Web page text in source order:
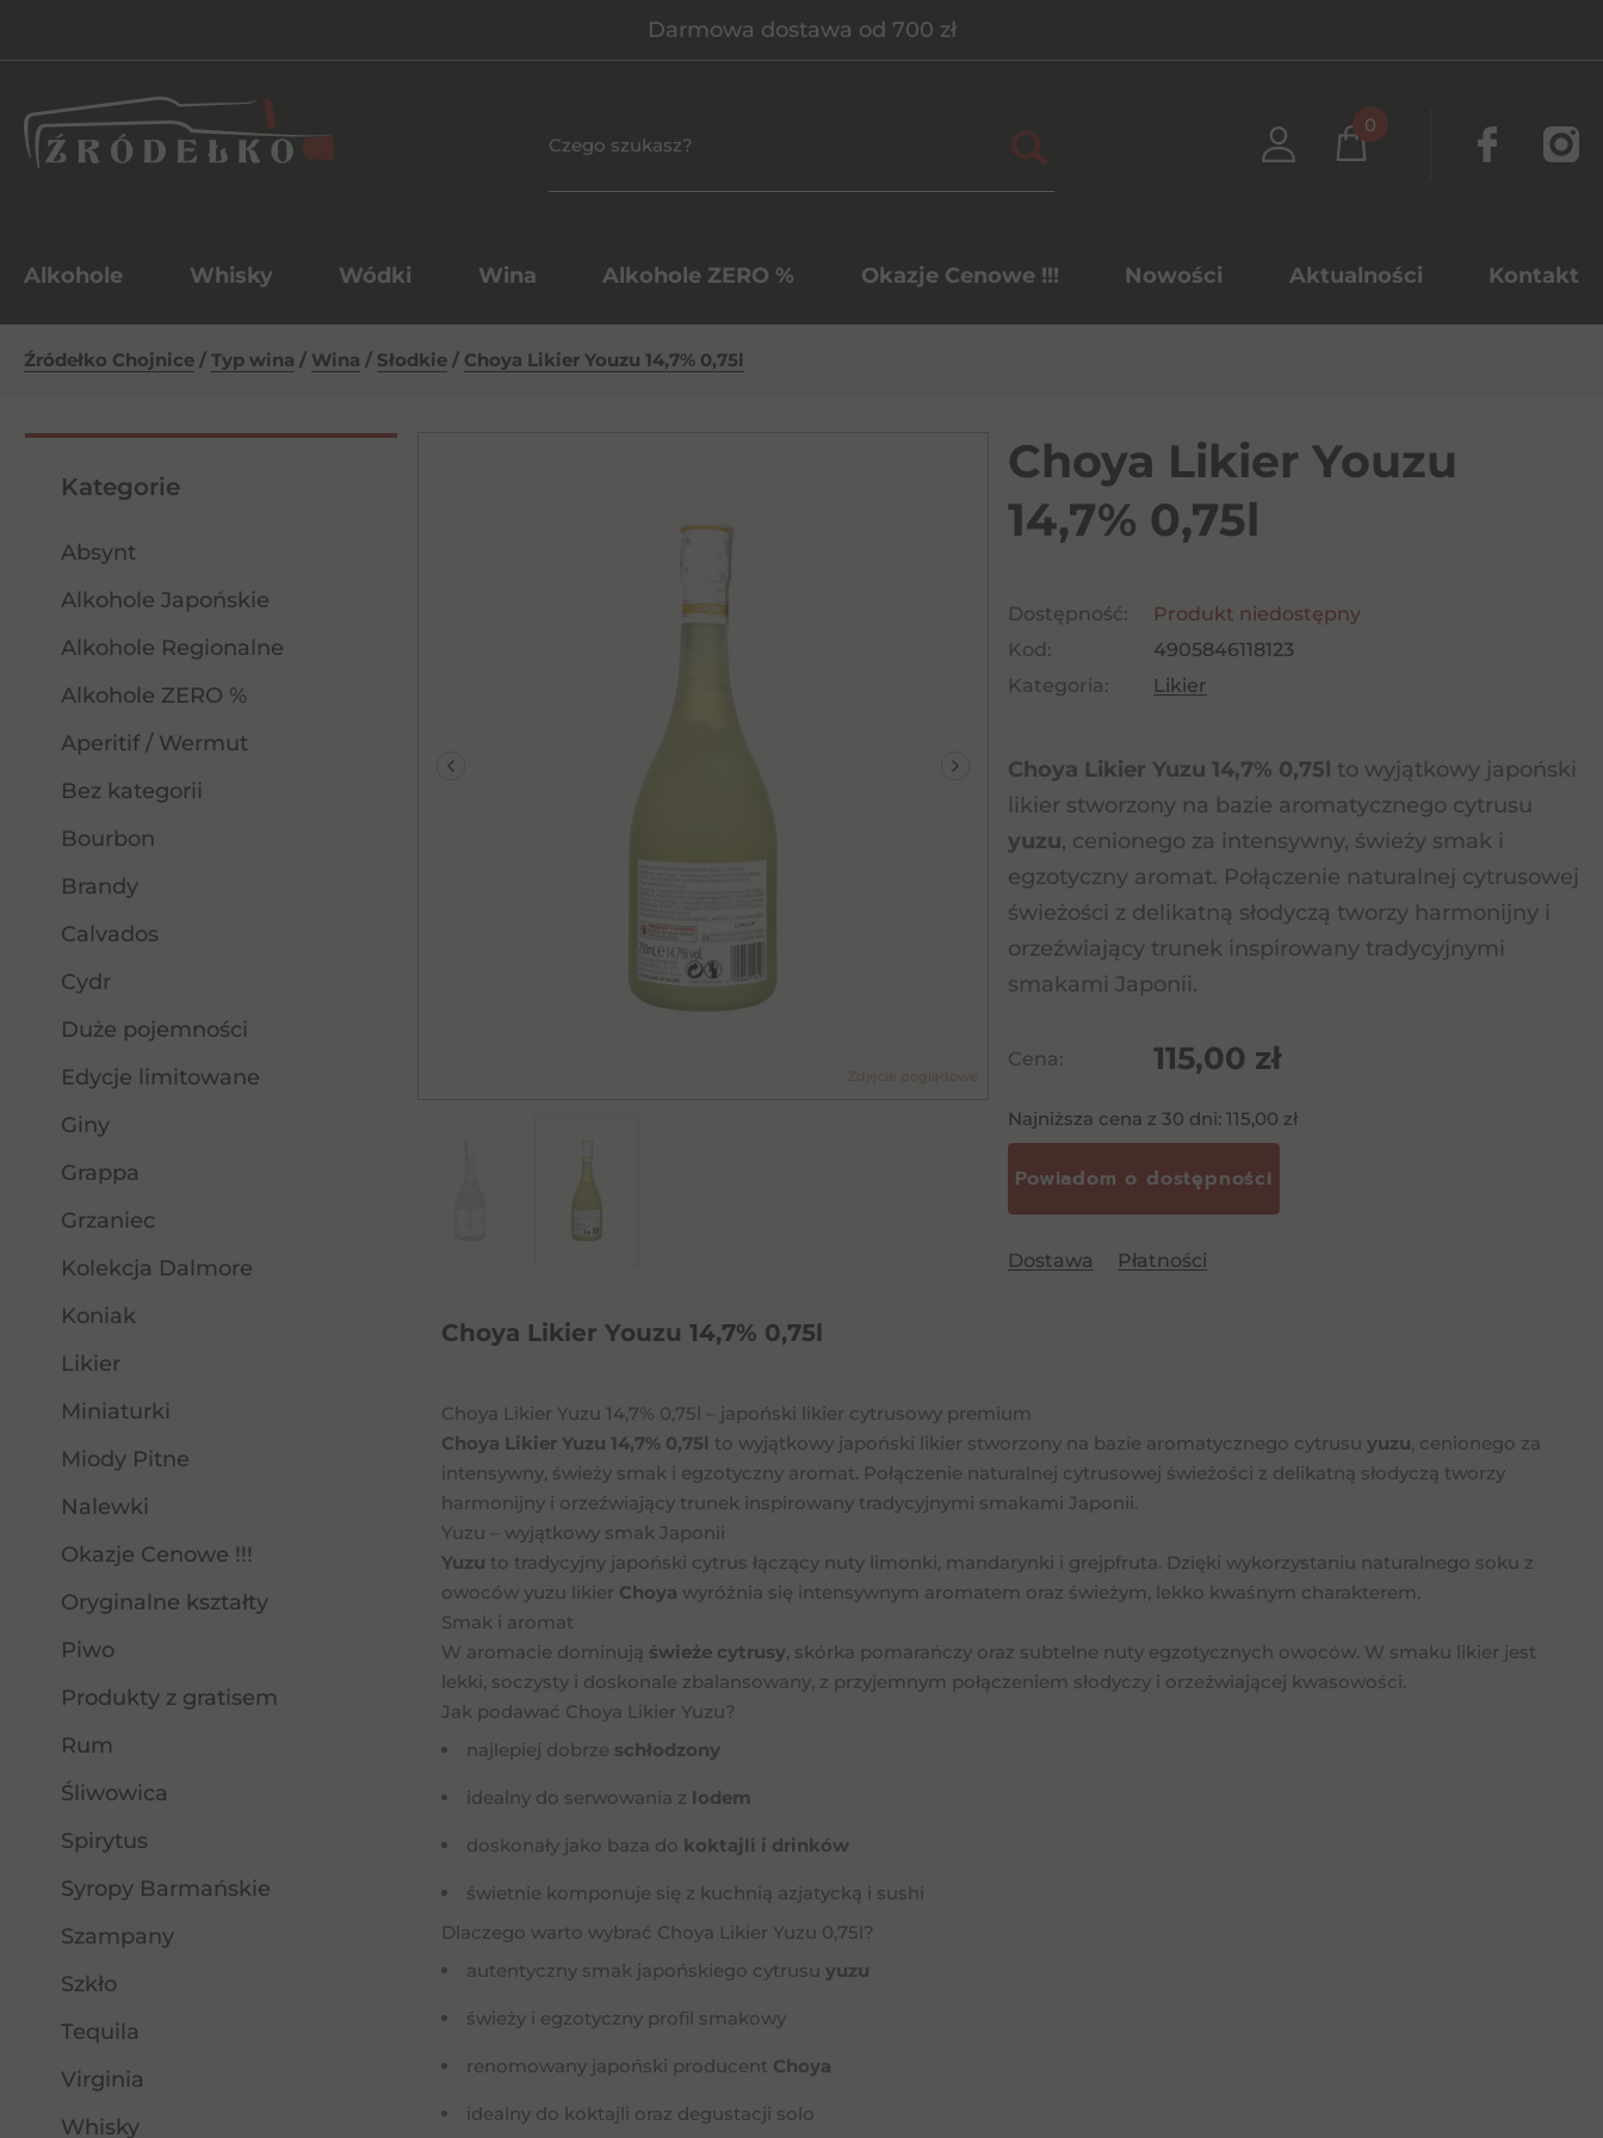
Darmowa dostawa od 700 zł
0
Alkohole Whisky Wódki Wina Alkohole ZERO % Okazje Cenowe !!! Nowości Aktualności Kontakt
Źródełko Chojnice / Typ wina / Wina / Słodkie / Choya Likier Youzu 14,7% 0,75l
Kategorie
Absynt
Alkohole Japońskie
Alkohole Regionalne
Alkohole ZERO %
Aperitif / Wermut
Bez kategorii
Bourbon
Brandy
Calvados
Cydr
Duże pojemności
Edycje limitowane
Giny
Grappa
Grzaniec
Kolekcja Dalmore
Koniak
Likier
Miniaturki
Miody Pitne
Nalewki
Okazje Cenowe !!!
Oryginalne kształty
Piwo
Produkty z gratisem
Rum
Śliwowica
Spirytus
Syropy Barmańskie
Szampany
Szkło
Tequila
Virginia
Whisky
Choya Likier Youzu
14,7% 0,75l
Dostępność:
Produkt niedostępny
Kod:
4905846118123
Kategoria:
Likier
Choya Likier Yuzu 14,7% 0,75l to wyjątkowy japoński
likier stworzony na bazie aromatycznego cytrusu
yuzu, cenionego za intensywny, świeży smak i
egzotyczny aromat. Połączenie naturalnej cytrusowej
świeżości z delikatną słodyczą tworzy harmonijny i
orzeźwiający trunek inspirowany tradycyjnymi
smakami Japonii.
Cena: 115,00 zł
Najniższa cena z 30 dni: 115,00 zł
Dostawa Płatności
Choya Likier Youzu 14,7% 0,75l
Choya Likier Yuzu 14,7% 0,75l – japoński likier cytrusowy premium
Choya Likier Yuzu 14,7% 0,75l to wyjątkowy japoński likier stworzony na bazie aromatycznego cytrusu yuzu, cenionego za
intensywny, świeży smak i egzotyczny aromat. Połączenie naturalnej cytrusowej świeżości z delikatną słodyczą tworzy
harmonijny i orzeźwiający trunek inspirowany tradycyjnymi smakami Japonii.
Yuzu – wyjątkowy smak Japonii
Yuzu to tradycyjny japoński cytrus łączący nuty limonki, mandarynki i grejpfruta. Dzięki wykorzystaniu naturalnego soku z
owoców yuzu likier Choya wyróżnia się intensywnym aromatem oraz świeżym, lekko kwaśnym charakterem.
Smak i aromat
W aromacie dominują świeże cytrusy, skórka pomarańczy oraz subtelne nuty egzotycznych owoców. W smaku likier jest
lekki, soczysty i doskonale zbalansowany, z przyjemnym połączeniem słodyczy i orzeźwiającej kwasowości.
Jak podawać Choya Likier Yuzu?
najlepiej dobrze schłodzony
idealny do serwowania z lodem
doskonały jako baza do koktajli i drinków
świetnie komponuje się z kuchnią azjatycką i sushi
Dlaczego warto wybrać Choya Likier Yuzu 0,75l?
autentyczny smak japońskiego cytrusu yuzu
świeży i egzotyczny profil smakowy
renomowany japoński producent Choya
idealny do koktajli oraz degustacji solo